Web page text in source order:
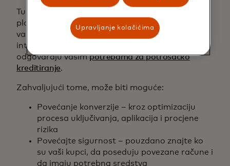
Tu dolazi do izražaja otvoreno bankarstvo. Naša
platforma za otvoreno bankarstvo omogućava
vam da se prijavite za više usluga uz minimalnu
integraciju i kreirate prilagođena rješenja koja
odgovaraju vašimpotrebama za potrošačko
kreditiranje.
Zahvaljujući tome, može biti moguće:
Povećanje konverzije – kroz optimizaciju
procesa uključivanja, aplikacija i procjene
rizika
Povećajte sigurnost – pouzdano znajte ko
su vaši kupci, da poseduju povezane račune i
da imaju potrebna sredstva
Upravljanje kolačićima